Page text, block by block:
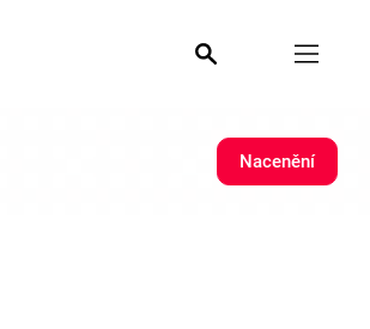
Nacenění